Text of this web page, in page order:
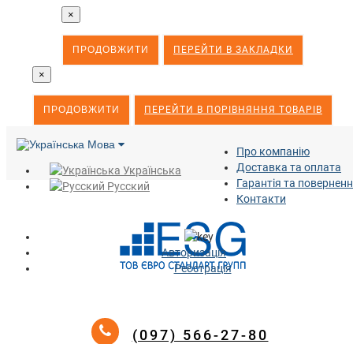
×
ПРОДОВЖИТИ ПЕРЕЙТИ В ЗАКЛАДКИ
×
ПРОДОВЖИТИ ПЕРЕЙТИ В ПОРІВНЯННЯ ТОВАРІВ
Мова
Українська
Русский
Про компанію
Доставка та оплата
Гарантія та
Контакти
Авторизація
Реєстрація
(097) 566-27-80